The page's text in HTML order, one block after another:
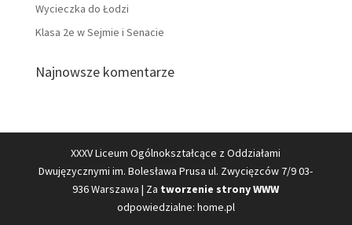
Wycieczka do Łodzi
Klasa 2e w Sejmie i Senacie
Najnowsze komentarze
XXXV Liceum Ogólnokształcące z Oddziałami
Dwujęzycznymi im. Bolesława Prusa ul. Zwycięzców 7/9 03-
936 Warszawa | Za tworzenie strony WWW
odpowiedzialne: home.pl